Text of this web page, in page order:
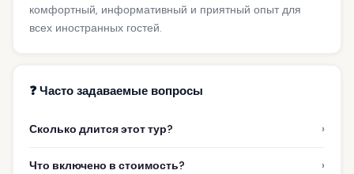
комфортный, информативный и приятный опыт для
всех иностранных гостей.
❓ Часто задаваемые вопросы
Сколько длится этот тур? ›
Что включено в стоимость? ›